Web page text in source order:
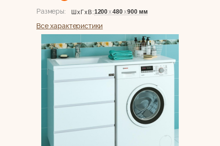
Размеры: ШхГхВ:1200х480х900 мм
Все характеристики